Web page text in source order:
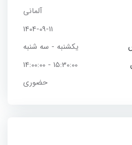
آلمانی
1404-09-11
یکشنبه - سه شنبه
15:30:00 - 14:00:00
حضوری